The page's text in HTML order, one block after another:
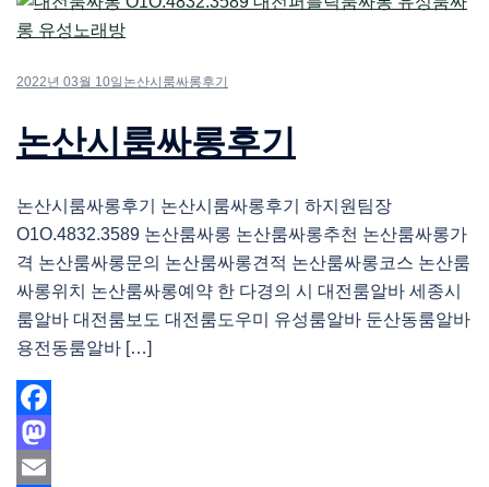
2022년 03월 10일 논산시룸싸롱후기
논산시룸싸롱후기
논산시룸싸롱후기 논산시룸싸롱후기 하지원팀장
O1O.4832.3589 논산룸싸롱 논산룸싸롱추천 논산룸싸롱가
격 논산룸싸롱문의 논산룸싸롱견적 논산룸싸롱코스 논산룸
싸롱위치 논산룸싸롱예약 한 다경의 시 대전룸알바 세종시
룸알바 대전룸보도 대전룸도우미 유성룸알바 둔산동룸알바
용전동룸알바 […]
Facebook
Mastodon